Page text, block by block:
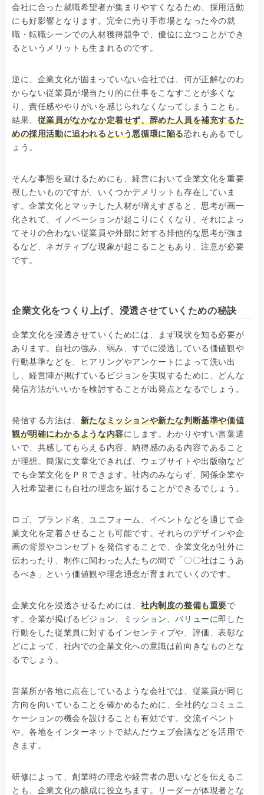
会社に合った就職希望者が集まりやすくなるため、採用活動
にも好影響となります。完全に売り手市場となった今の就
職・転職シーンでの人材獲得競争で、優位に立つことができ
るというメリットも生まれるのです。
逆に、企業文化が固まっていない会社では、何が正解なのわ
からない従業員が場当たり的に仕事をこなすことが多くな
り、責任感ややりがいを感じられなくなってしまうことも。
結果、 従業員がなかなか定着せず、辞めた人員を補充するた
めの採用活動に追われるという悪循環に陥る恐れもあるでし
ょう。
そんな事態を避けるためにも、経営において企業文化を重要
視したいものですが、いくつかデメリットも存在していま
す。企業文化とマッチした人材が増えすぎると、思考が画一
化されて、イノベーションが起こりにくくなり、それによっ
てそりの合わない従業員や外部に対する排他的な思考が強ま
るなど、ネガティブな現象が起こることもあり、注意が必要
です。
企業文化をつくり上げ、浸透させていくための秘訣
企業文化を浸透させていくためには、まず現状を知る必要が
あります。自社の強み、弱み、すでに浸透している価値観や
行動基準などを、ヒアリングやアンケートによって洗い出
し、経営陣が掲げているビジョンを実現するために、どんな
発信方法がいいかを検討することが出発点となるでしょう。
発信する方法は、 新たなミッションや新たな判断基準や価値
観が明確にわかるような内容にします。わかりやすい言葉遣
いで、共感してもらえる内容、納得感のある内容であること
が理想。簡潔に文章化できれば、ウェブサイトや出版物など
でも企業文化をＰＲできます。社内のみならず、関係企業や
入社希望者にも自社の理念を届けることができるでしょう。
ロゴ、ブランド名、ユニフォーム、イベントなどを通じて企
業文化を定着させることも可能です。それらのデザインや企
画の背景やコンセプトを発信することで、企業文化が社外に
伝わったり、制作に関わった人たちの間で「〇〇社はこうあ
るべき」という価値観や理念通念が育まれていくのです。
企業文化を浸透させるためには、 社内制度の整備も重要で
す。企業が掲げるビジョン、ミッション、バリューに即した
行動をした従業員に対するインセンティブや、評価、表彰な
どによって、社内での企業文化への意識は前向きなものとな
るでしょう。
営業所が各地に点在しているような会社では、従業員が同じ
方向を向いていることを確かめるために、全社的なコミュニ
ケーションの機会を設けることも有効です。交流イベント
や、各地をインターネットで結んだウェブ会議などを活用で
きます。
研修によって、創業時の理念や経営者の思いなどを伝えるこ
とも、企業文化の醸成に役立ちます。リーダーが体現者とな